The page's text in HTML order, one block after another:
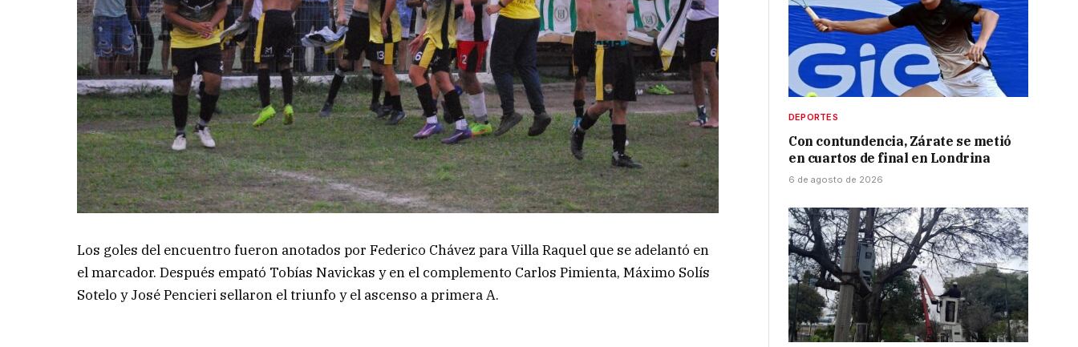
Los goles del encuentro fueron anotados por Federico Chávez para Villa Raquel que se adelantó en
el marcador. Después empató Tobías Navickas y en el complemento Carlos Pimienta, Máximo Solís
Sotelo y José Pencieri sellaron el triunfo y el ascenso a primera A.
DEPORTES
Con contundencia, Zárate se metió
en cuartos de final en Londrina
6 de agosto de 2026